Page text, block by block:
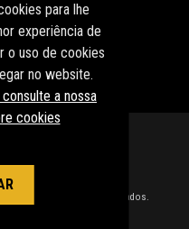
Todos os direitos reservados.
para lhe
experiência de
o uso de cookies
no website.
a nossa
cookies